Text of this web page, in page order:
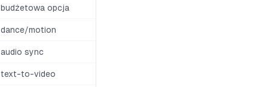
budżetowa opcja
dance/motion
audio sync
text-to-video